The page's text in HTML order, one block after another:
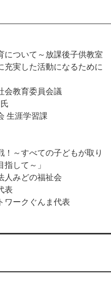
について～放課後子供教室
充実した活動になるために
教育委員会議
生涯学習課
！～すべての子どもが取り
して～」
みどの福祉会
表
ークぐんま代表